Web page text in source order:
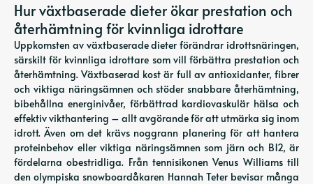
Hur växtbaserade dieter ökar prestation och
återhämtning för kvinnliga idrottare
Uppkomsten av växtbaserade dieter förändrar idrottsnäringen,
särskilt för kvinnliga idrottare som vill förbättra prestation och
återhämtning. Växtbaserad kost är full av antioxidanter, fibrer
och viktiga näringsämnen och stöder snabbare återhämtning,
bibehållna energinivåer, förbättrad kardiovaskulär hälsa och
effektiv vikthantering – allt avgörande för att utmärka sig inom
idrott. Även om det krävs noggrann planering för att hantera
proteinbehov eller viktiga näringsämnen som järn och B12, är
fördelarna obestridliga. Från tennisikonen Venus Williams till
den olympiska snowboardåkaren Hannah Teter bevisar många